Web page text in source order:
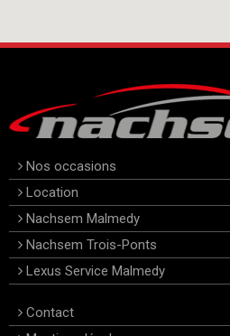
Nos occasions
Location
Nachsem Malmedy
Nachsem Trois-Ponts
Lexus Service Malmedy
Contact